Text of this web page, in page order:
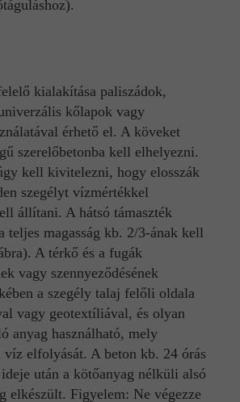
kialakítása paliszádok,
kőlapok vagy
érhető el. A köveket
szerelőbetonba kell elhelyezni.
kell kivitelezni, hogy elosszák
szegélyt vízmértékkel
állítani. A hátsó támaszték
teljes magasság kb. 2/3-ának kell
A térkő és a fugák
vagy szennyeződésének
a szegély talaj felőli oldala
vagy geotextíliával, és olyan
anyag használható, mely
víz elfolyását. A beton kb. 24 órás
után a kötőanyag nélküli alsó
elkészült. Figyelem: Ne végezze